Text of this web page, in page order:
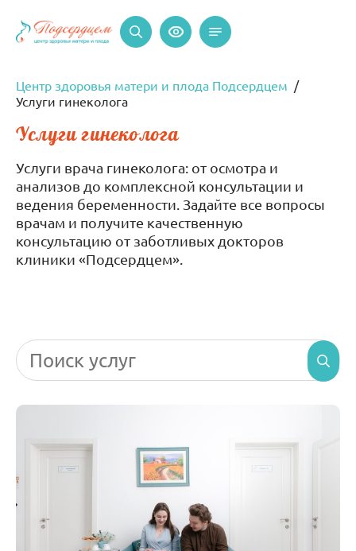
Услуги гинеколога
Центр здоровья матери и плода Подсердцем
Услуги гинеколога
Услуги врача гинеколога: от осмотра и
анализов до комплексной консультации и
ведения беременности. Задайте все вопросы
врачам и получите качественную
консультацию от заботливых докторов
клиники «Подсердцем».